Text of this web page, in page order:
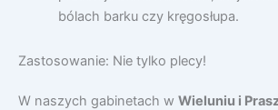
bólach barku czy kręgosłupa.
Zastosowanie: Nie tylko plecy!
W naszych gabinetach w Wieluniu i